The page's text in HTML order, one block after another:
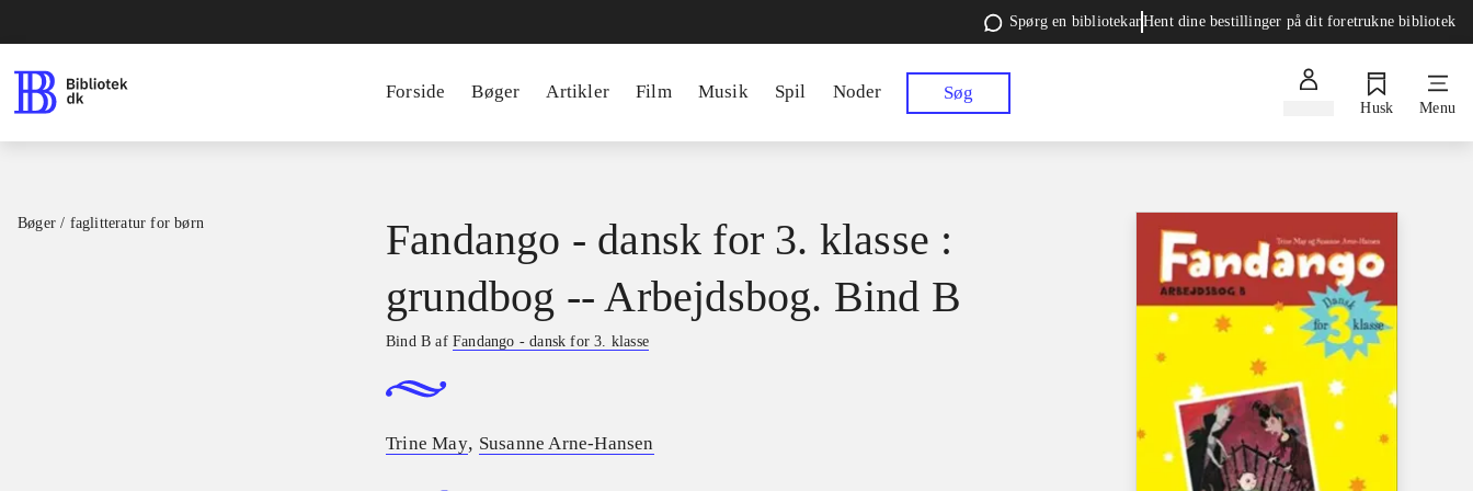
Spørg en bibliotekarHent dine bestillinger på dit foretrukne bibliotek
Forside Bøger Artikler Film Musik Spil Noder Søg
Husk Menu
Bøger / faglitteratur for børn
Fandango - dansk for 3. klasse :
grundbog -- Arbejdsbog. Bind B
Bind B afFandango - dansk for 3. klasse
Trine May, Susanne Arne-Hansen